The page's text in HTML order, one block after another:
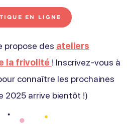
EN LIGNE
propose des ateliers
la frivolité ! Inscrivez-vous à
connaître les prochaines
2025 arrive bientôt !)